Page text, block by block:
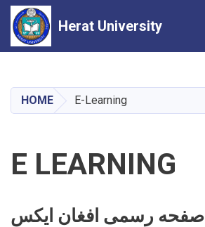
content
Herat University
HOME E-Learning
E LEARNING
صفحه رسمی افغان ایکس